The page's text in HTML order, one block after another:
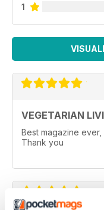
1
VEGETARIAN
Best magazine
Thank you